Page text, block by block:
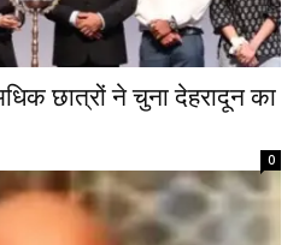
छात्रों ने चुना देहरादून का
0